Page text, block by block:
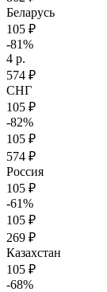
Беларусь
105 ₽
-81%
4 р.
574 ₽
СНГ
105 ₽
-82%
105 ₽
574 ₽
Россия
105 ₽
-61%
105 ₽
269 ₽
Казахстан
105 ₽
-68%